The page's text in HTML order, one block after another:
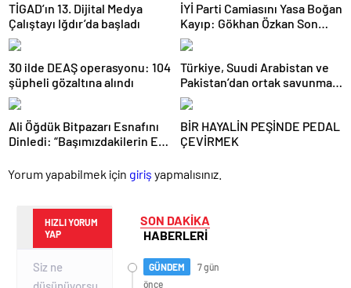
TİGAD’ın 13. Dijital Medya
Çalıştayı Iğdır’da başladı
İYİ Parti Camiasını Yasa Boğan
Kayıp: Gökhan Özkan Son
Yolculuğuna Uğurlandı
30 ilde DEAŞ operasyonu: 104
şüpheli gözaltına alındı
Türkiye, Suudi Arabistan ve
Pakistan’dan ortak savunma
anlaşması
Ali Öğdük Bitpazarı Esnafını
Dinledi: “Başımızdakilerin Eli
BİR HAYALİN PEŞİNDE PEDAL
ÇEVİRMEK
Yorum yapabilmek için giriş yapmalısınız.
HIZLI YORUM
YAP
SON DAKİKA
HABERLERİ
GÜNDEM
7 gün
önce